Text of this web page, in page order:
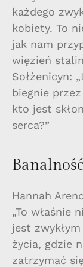
każdego
kobiety. To
jak nam
więzień
Sołżenicyn:
biegnie
kto jest
serca?”
Hannah
„To właśnie
jest
życia, gdzie
zatrzymać